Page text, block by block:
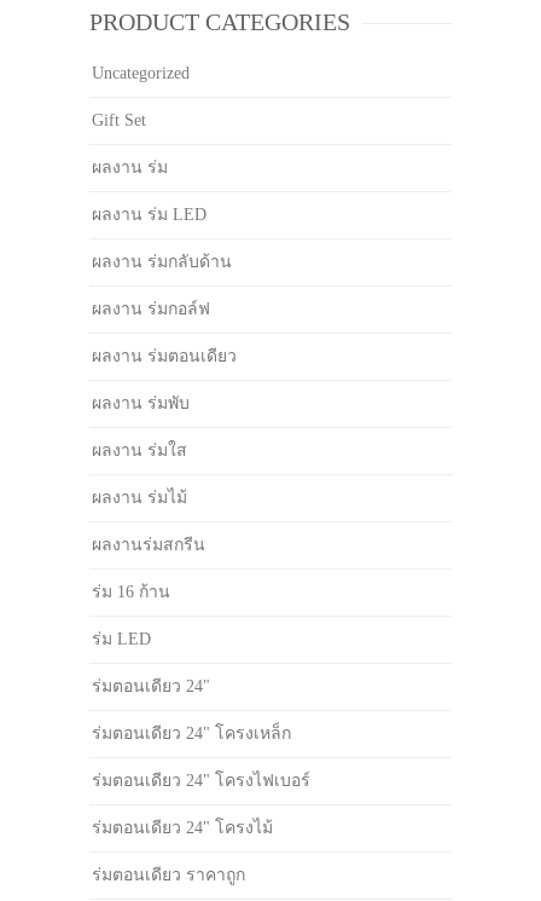
PRODUCT CATEGORIES
Uncategorized
Gift Set
ผลงาน ร่ม
ผลงาน ร่ม LED
ผลงาน ร่มกลับด้าน
ผลงาน ร่มกอล์ฟ
ผลงาน ร่มตอนเดียว
ผลงาน ร่มพับ
ผลงาน ร่มใส
ผลงาน ร่มไม้
ผลงานร่มสกรีน
ร่ม 16 ก้าน
ร่ม LED
ร่มตอนเดียว 24"
ร่มตอนเดียว 24" โครงเหล็ก
ร่มตอนเดียว 24" โครงไฟเบอร์
ร่มตอนเดียว 24" โครงไม้
ร่มตอนเดียว ราคาถูก